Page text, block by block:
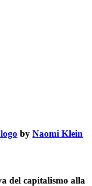
by Naomi Klein
del capitalismo alla